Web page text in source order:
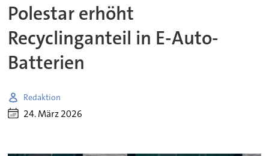
Polestar erhöht
Recyclinganteil in E-Auto-
Batterien
Redaktion
24. März 2026